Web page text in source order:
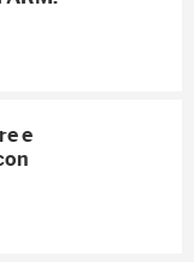
e